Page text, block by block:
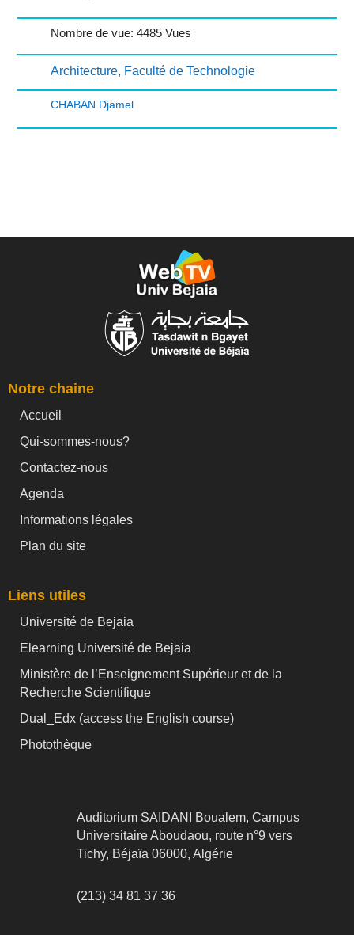
Nombre de vue: 4485 Vues
Architecture, Faculté de Technologie
CHABAN Djamel
Notre chaine
Accueil
Qui-sommes-nous?
Contactez-nous
Agenda
Informations légales
Plan du site
Liens utiles
Université de Bejaia
Elearning Université de Bejaia
Ministère de l’Enseignement Supérieur et de la
Recherche Scientifique
Dual_Edx (access the English course)
Photothèque
Auditorium SAIDANI Boualem, Campus
Universitaire Aboudaou, route n°9 vers
Tichy, Béjaïa 06000, Algérie
(213) 34 81 37 36